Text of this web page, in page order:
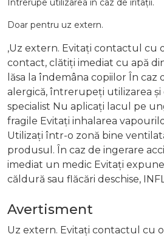
Întrerupe utilizarea în caz de iritații.
Doar pentru uz extern.
,Uz extern. Evitați contactul cu
contact, clătiți imediat cu apă
lăsa la îndemâna copiilor În caz
alergică, întrerupeți utilizarea
specialist Nu aplicați lacul pe
fragile Evitați inhalarea
Utilizați într-o zonă bine
produsul. În caz de ingerare
imediat un medic Evitați
căldură sau flăcări deschise,
Avertisment
Uz extern. Evitați contactul cu